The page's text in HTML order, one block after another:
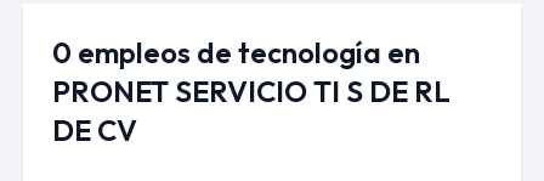
0 empleos de tecnología en
PRONET SERVICIO TI S DE RL
DE CV